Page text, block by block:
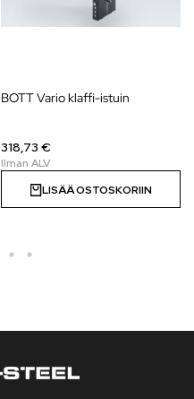
BOTT Vario klaffi-istuin
318,73 €
LISÄÄ OSTOSKORIIN